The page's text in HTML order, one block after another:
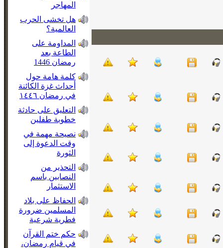
المهاجر
هل تخشى الحرب
العالمية؟
المداومة على
الطاعة بعد
رمضان 1446
كلمة هامة حول
أحداث غزة الكائنة
في رمضان ١٤٤٦
التعليق على حادثة
خطوبة طفلين
نصيحة مهمة في
وقت الدعوة إلى
الثورة
التحذير من
النصابين باسم
الاستثمار
الحفاظ على بلاد
المسلمين ضرورة
فطرية شرعية
حكم ختم القرآن
في قيام رمضان،